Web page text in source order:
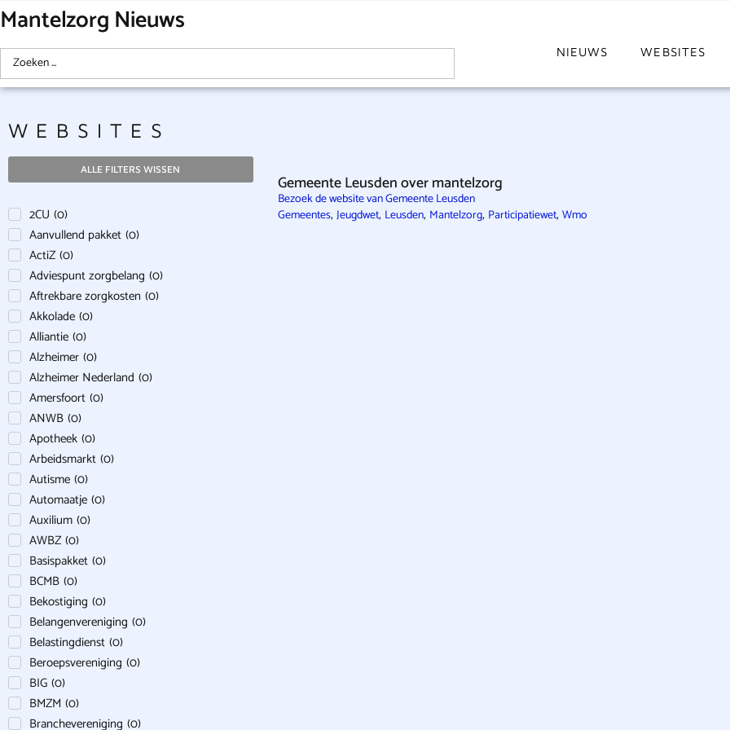
Mantelzorg Nieuws
NIEUWS WEBSITES
WEBSITES
ALLE FILTERS WISSEN
2CU (0)
Aanvullend pakket (0)
ActiZ (0)
Adviespunt zorgbelang (0)
Aftrekbare zorgkosten (0)
Akkolade (0)
Alliantie (0)
Alzheimer (0)
Alzheimer Nederland (0)
Amersfoort (0)
ANWB (0)
Apotheek (0)
Arbeidsmarkt (0)
Autisme (0)
Automaatje (0)
Auxilium (0)
AWBZ (0)
Basispakket (0)
BCMB (0)
Bekostiging (0)
Belangenvereniging (0)
Belastingdienst (0)
Beroepsvereniging (0)
BIG (0)
BMZM (0)
Branchevereniging (0)
Gemeente Leusden over mantelzorg
Bezoek de website van Gemeente Leusden
Gemeentes, Jeugdwet, Leusden, Mantelzorg, Participatiewet, Wmo